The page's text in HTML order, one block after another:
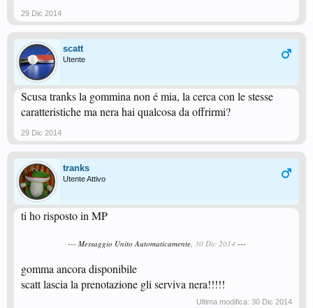
29 Dic 2014
scatt
Utente
Scusa tranks la gommina non é mia, la cerca con le stesse
caratteristiche ma nera hai qualcosa da offrirmi?
29 Dic 2014
tranks
Utente Attivo
ti ho risposto in MP
--- Messaggio Unito Automaticamente, 30 Dic 2014 ---
gomma ancora disponibile
scatt lascia la prenotazione gli serviva nera!!!!!
Ultima modifica: 30 Dic 2014